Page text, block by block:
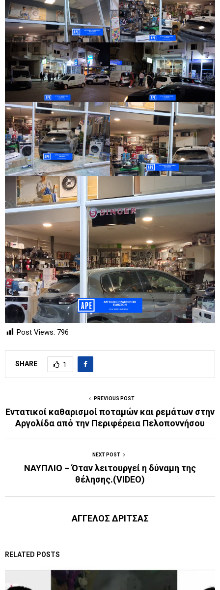
Post Views: 796
SHARE 1
PREVIOUS POST
Εντατικοί καθαρισμοί ποταμών και ρεμάτων στην
Αργολίδα από την Περιφέρεια Πελοποννήσου
NEXT POST
ΝΑΥΠΛΙΟ – Όταν λειτουργεί η δύναμη της
θέλησης.(VIDEO)
ΑΓΓΕΛΟΣ ΔΡΙΤΣΑΣ
RELATED POSTS